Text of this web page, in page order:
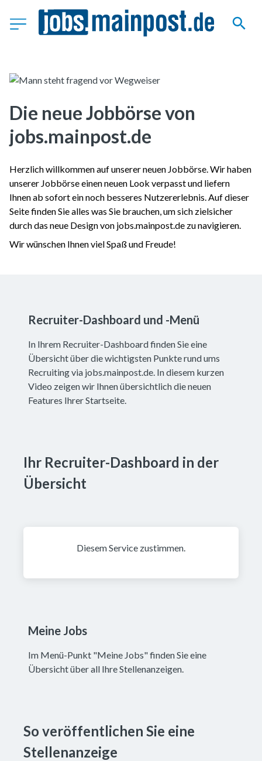
Die neue Jobbörse von
jobs.mainpost.de
Herzlich willkommen auf unserer neuen Jobbörse. Wir haben
unserer Jobbörse einen neuen Look verpasst und liefern
Ihnen ab sofort ein noch besseres Nutzererlebnis. Auf dieser
Seite finden Sie alles was Sie brauchen, um sich zielsicher
durch das neue Design von jobs.mainpost.de zu navigieren.
Wir wünschen Ihnen viel Spaß und Freude!
Recruiter-Dashboard und -Menü
In Ihrem Recruiter-Dashboard finden Sie eine
Übersicht über die wichtigsten Punkte rund ums
Recruiting via jobs.mainpost.de. In diesem kurzen
Video zeigen wir Ihnen übersichtlich die neuen
Features Ihrer Startseite.
Ihr Recruiter-Dashboard in der
Übersicht
Diesem Service zustimmen.
Meine Jobs
Im Menü-Punkt "Meine Jobs" finden Sie eine
Übersicht über all Ihre Stellenanzeigen.
So veröffentlichen Sie eine
Stellenanzeige